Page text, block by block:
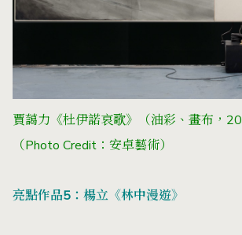
賈藹力《杜伊諾哀歌》（油彩、畫布，
（Photo Credit：安卓藝術）
亮點作品5：楊立《林中漫遊》